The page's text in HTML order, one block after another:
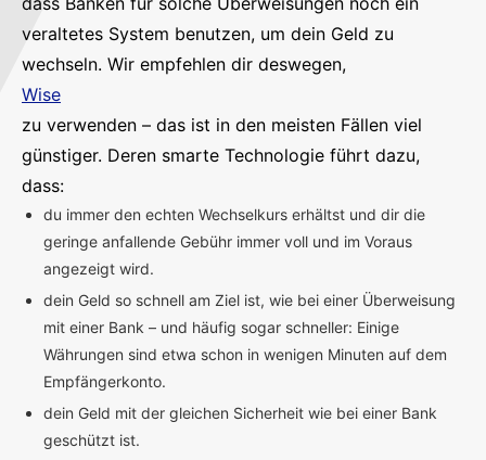
veraltetes System benutzen, um dein Geld zu
wechseln. Wir empfehlen dir deswegen,
Wise
zu verwenden – das ist in den meisten Fällen viel
günstiger. Deren smarte Technologie führt dazu,
dass:
du immer den echten Wechselkurs erhältst und dir die
geringe anfallende Gebühr immer voll und im Voraus
angezeigt wird.
dein Geld so schnell am Ziel ist, wie bei einer Überweisung
mit einer Bank – und häufig sogar schneller: Einige
Währungen sind etwa schon in wenigen Minuten auf dem
Empfängerkonto.
dein Geld mit der gleichen Sicherheit wie bei einer Bank
geschützt ist.